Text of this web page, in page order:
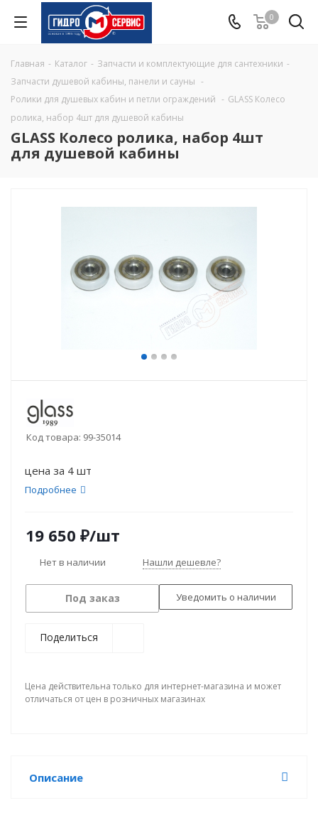
0
Главная - Каталог - Запчасти и комплектующие для сантехники -
Запчасти душевой кабины, панели и сауны -
Ролики для душевых кабин и петли ограждений - GLASS Колесо
ролика, набор 4шт для душевой кабины
GLASS Колесо ролика, набор 4шт
для душевой кабины
Код товара: 99-35014
цена за 4 шт
Подробнее
19 650 ₽/шт
Нет в наличии Нашли дешевле?
Под заказ Уведомить о наличии
Поделиться
Цена действительна только для интернет-магазина и может
отличаться от цен в розничных магазинах
Описание